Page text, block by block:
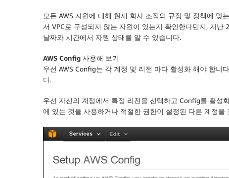
모든 AWS 자원에 대해 현재 회사 조직의 규정 및 정책에 맞
서 VPC로 구성되지 않는 자원이 있는지 확인한다던지, 지난
날짜와 시간에서 자원 상태를 알 수 있습니다.
AWS Config 사용해 보기
우선 AWS Config는 각 계정 및 리전 마다 활성화 해야 합니
다.
우선 자신의 계정에서 특정 리전을 선택하고 Config를 활성
에 있는 것을 사용하거나 적절한 권한이 설정된 다른 계정을